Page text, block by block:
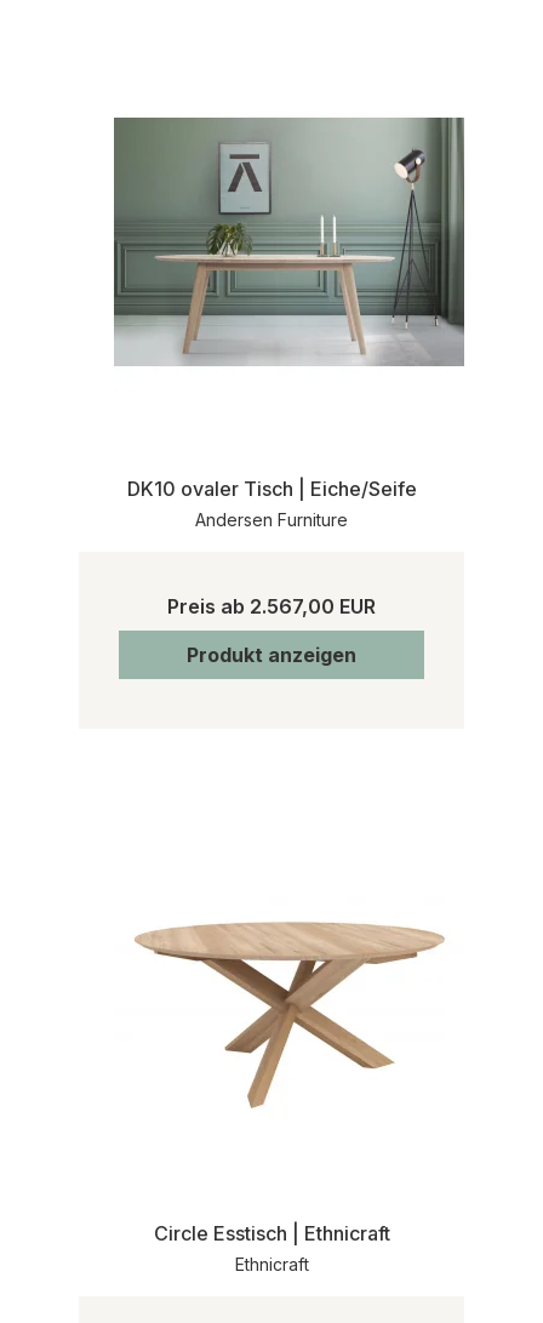
DK10 ovaler Tisch | Eiche/Seife
Andersen Furniture
Preis ab 2.567,00 EUR
Produkt anzeigen
Circle Esstisch | Ethnicraft
Ethnicraft